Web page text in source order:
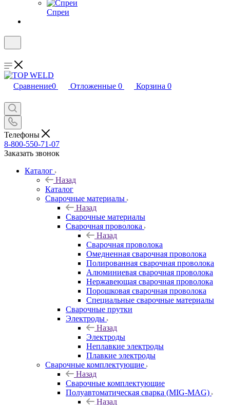
Спреи
Сравнение0 Отложенные 0 Корзина 0
Телефоны
8-800-550-71-07
Заказать звонок
Каталог
Назад
Каталог
Сварочные материалы
Назад
Сварочные материалы
Сварочная проволока
Назад
Сварочная проволока
Омедненная сварочная проволока
Полированная сварочная проволока
Алюминиевая сварочная проволока
Нержавеющая сварочная проволока
Порошковая сварочная проволока
Специальные сварочные материалы
Сварочные прутки
Электроды
Назад
Электроды
Неплавкие электроды
Плавкие электроды
Сварочные комплектующие
Назад
Сварочные комплектующие
Полуавтоматическая сварка (MIG-MAG)
Назад